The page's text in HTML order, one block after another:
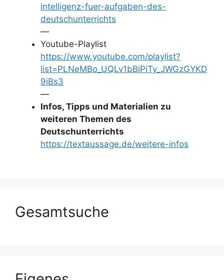
intelligenz-fuer-aufgaben-des-
deutschunterrichts
—
Youtube-Playlist
https://www.youtube.com/playlist?
list=PLNeMBo_UQLv1bBiPiTy_JWGzGYKD
9iBs3
—
Infos, Tipps und Materialien zu
weiteren Themen des
Deutschunterrichts
https://textaussage.de/weitere-infos
Gesamtsuche